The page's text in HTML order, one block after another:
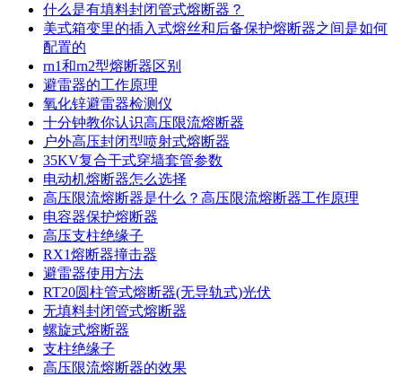
什么是有填料封闭管式熔断器？
美式箱变里的插入式熔丝和后备保护熔断器之间是如何
配置的
rn1和rn2型熔断器区别
避雷器的工作原理
氧化锌避雷器检测仪
十分钟教你认识高压限流熔断器
户外高压封闭型喷射式熔断器
35KV复合干式穿墙套管参数
电动机熔断器怎么选择
高压限流熔断器是什么？高压限流熔断器工作原理
电容器保护熔断器
高压支柱绝缘子
RX1熔断器撞击器
避雷器使用方法
RT20圆柱管式熔断器(无导轨式)光伏
无填料封闭管式熔断器
螺旋式熔断器
支柱绝缘子
高压限流熔断器的效果